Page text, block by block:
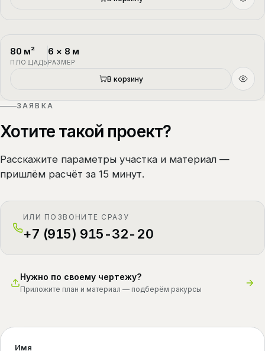
П-4
80 м²
ПЛОЩАДЬ
6 × 8 м
РАЗМЕР
В корзину
ЗАЯВКА
Хотите такой проект?
Расскажите параметры участка и материал —
пришлём расчёт за 15 минут.
ИЛИ ПОЗВОНИТЕ СРАЗУ
+7 (915) 915-32-20
Нужно по своему чертежу?
Приложите план и материал — подберём ракурсы
Имя